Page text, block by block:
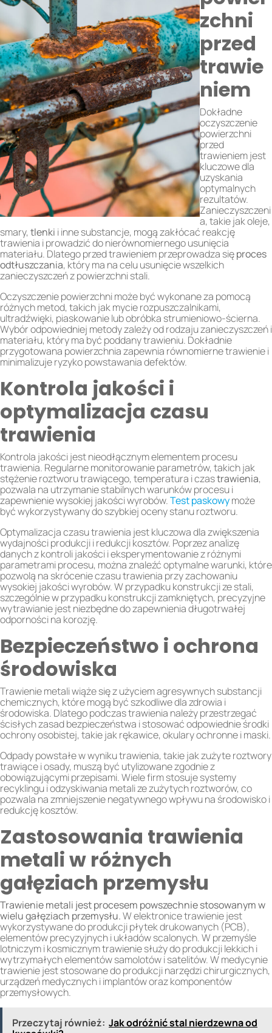
zchni
przed
trawie
niem
Dokładne
oczyszczenie
powierzchni
przed
trawieniem jest
kluczowe dla
uzyskania
optymalnych
rezultatów.
Zanieczyszczeni
a, takie jak oleje,
smary, tlenki i inne substancje, mogą zakłócać reakcję
trawienia i prowadzić do nierównomiernego usunięcia
materiału. Dlatego przed trawieniem przeprowadza sięproces
odtłuszczania, który ma na celu usunięcie wszelkich
zanieczyszczeń z powierzchni stali.
Oczyszczenie powierzchni może być wykonane za pomocą
różnych metod, takich jak mycie rozpuszczalnikami,
ultradźwięki, piaskowanie lub obróbka strumieniowo-ścierna.
Wybór odpowiedniej metody zależy od rodzaju zanieczyszczeń i
materiału, który ma być poddany trawieniu. Dokładnie
przygotowana powierzchnia zapewnia równomierne trawienie i
minimalizuje ryzyko powstawania defektów.
Kontrola jakości i
optymalizacja czasu
trawienia
Kontrola jakości jest nieodłącznym elementem procesu
trawienia. Regularne monitorowanie parametrów, takich jak
stężenie roztworu trawiącego, temperatura i czastrawienia,
pozwala na utrzymanie stabilnych warunków procesu i
zapewnienie wysokiej jakości wyrobów.Test paskowymoże
być wykorzystywany do szybkiej oceny stanu roztworu.
Optymalizacja czasu trawienia jest kluczowa dla zwiększenia
wydajności produkcji i redukcji kosztów. Poprzez analizę
danych z kontroli jakości i eksperymentowanie z różnymi
parametrami procesu, można znaleźć optymalne warunki, które
pozwolą na skrócenie czasu trawienia przy zachowaniu
wysokiej jakości wyrobów. W przypadku konstrukcji ze stali,
szczególnie w przypadku konstrukcji zamkniętych, precyzyjne
wytrawianie jest niezbędne do zapewnienia długotrwałej
odporności na korozję.
Bezpieczeństwo i ochrona
środowiska
Trawienie metali wiąże się z użyciem agresywnych substancji
chemicznych, które mogą być szkodliwe dla zdrowia i
środowiska. Dlatego podczas trawienia należy przestrzegać
ścisłych zasad bezpieczeństwa i stosować odpowiednie środki
ochrony osobistej, takie jak rękawice, okulary ochronne i maski.
Odpady powstałe w wyniku trawienia, takie jak zużyte roztwory
trawiące i osady, muszą być utylizowane zgodnie z
obowiązującymi przepisami. Wiele firm stosuje systemy
recyklingu i odzyskiwania metali ze zużytych roztworów, co
pozwala na zmniejszenie negatywnego wpływu na środowisko i
redukcję kosztów.
Zastosowania trawienia
metali w różnych
gałęziach przemysłu
Trawienie metali jest procesem powszechnie stosowanym w
wielu gałęziach przemysłu.W elektronice trawienie jest
wykorzystywane do produkcji płytek drukowanych (PCB),
elementów precyzyjnych i układów scalonych. W przemyśle
lotniczym i kosmicznym trawienie służy do produkcji lekkich i
wytrzymałych elementów samolotów i satelitów. W medycynie
trawienie jest stosowane do produkcji narzędzi chirurgicznych,
urządzeń medycznych i implantów oraz komponentów
przemysłowych.
Przeczytaj również: Jak odróżnić stal nierdzewna od